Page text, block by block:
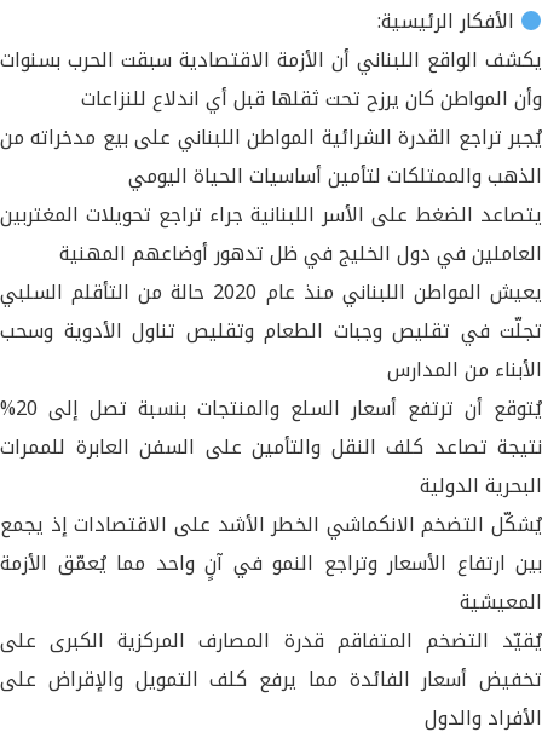
الأفكار الرئيسية:
يكشف الواقع اللبناني أن الأزمة الاقتصادية سبقت الحرب بسنوات
وأن المواطن كان يرزح تحت ثقلها قبل أي اندلاع للنزاعات
يُجبر تراجع القدرة الشرائية المواطن اللبناني على بيع مدخراته من
الذهب والممتلكات لتأمين أساسيات الحياة اليومي
يتصاعد الضغط على الأسر اللبنانية جراء تراجع تحويلات المغتربين
العاملين في دول الخليج في ظل تدهور أوضاعهم المهنية
يعيش المواطن اللبناني منذ عام 2020 حالة من التأقلم السلبي
تجلّت في تقليص وجبات الطعام وتقليص تناول الأدوية وسحب
الأبناء من المدارس
يُتوقع أن ترتفع أسعار السلع والمنتجات بنسبة تصل إلى 20%
نتيجة تصاعد كلف النقل والتأمين على السفن العابرة للممرات
البحرية الدولية
يُشكّل التضخم الانكماشي الخطر الأشد على الاقتصادات إذ يجمع
بين ارتفاع الأسعار وتراجع النمو في آنٍ واحد مما يُعمّق الأزمة
المعيشية
يُقيّد التضخم المتفاقم قدرة المصارف المركزية الكبرى على
تخفيض أسعار الفائدة مما يرفع كلف التمويل والإقراض على
الأفراد والدول